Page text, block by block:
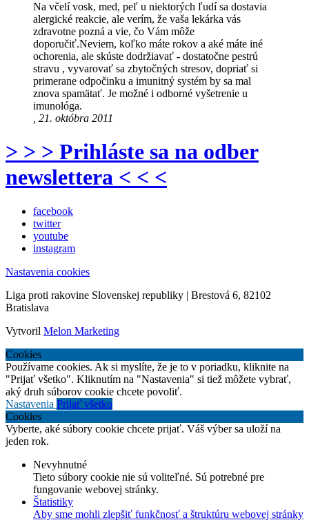
Na včelí vosk, med, peľ u niektorých ľudí sa dostavia
alergické reakcie, ale verím, že vaša lekárka vás
zdravotne pozná a vie, čo Vám môže
doporučiť.Neviem, koľko máte rokov a aké máte iné
ochorenia, ale skúste dodržiavať - dostatočne pestrú
stravu , vyvarovať sa zbytočných stresov, dopriať si
primerane odpočinku a imunitný systém by sa mal
znova spamätať. Je možné i odborné vyšetrenie u
imunológa.
, 21. októbra 2011
> > > Prihláste sa na odber
newslettera < < <
facebook
twitter
youtube
instagram
Nastavenia cookies
Liga proti rakovine Slovenskej republiky | Brestová 6, 82102
Bratislava
Vytvoril Melon Marketing
Cookies
Používame cookies. Ak si myslíte, že je to v poriadku, kliknite na
"Prijať všetko". Kliknutím na "Nastavenia" si tiež môžete vybrať,
aký druh súborov cookie chcete povoliť.
Nastavenia Prijať všetko
Cookies
Vyberte, aké súbory cookie chcete prijať. Váš výber sa uloží na
jeden rok.
Nevyhnutné
Tieto súbory cookie nie sú voliteľné. Sú potrebné pre
fungovanie webovej stránky.
Štatistiky
Aby sme mohli zlepšiť funkčnosť a štruktúru webovej stránky